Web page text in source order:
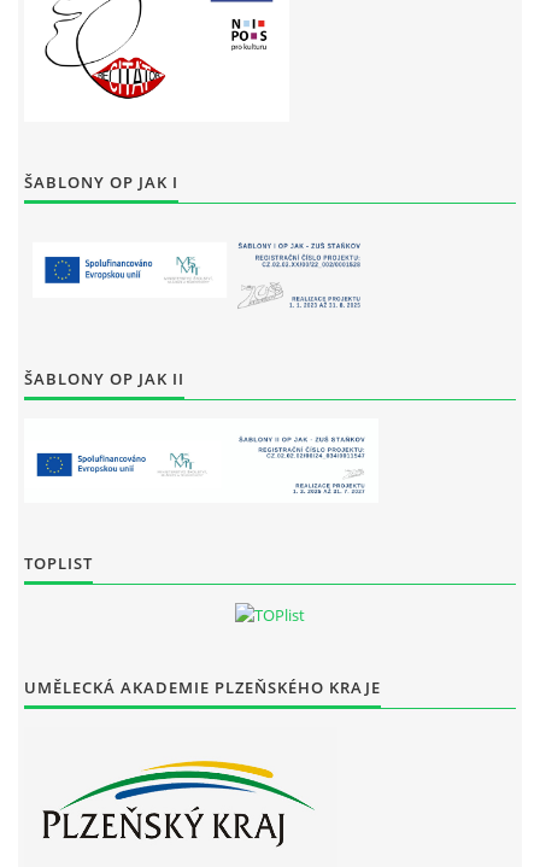
ŠABLONY OP JAK I
ŠABLONY OP JAK II
TOPLIST
UMĚLECKÁ AKADEMIE PLZEŇSKÉHO KRAJE